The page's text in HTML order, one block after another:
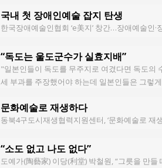
국내 첫 장애인예술 잡지 탄생
한국장애예술인협회 ‘e美지’ 창간…장애예술인
“독도는 울도군수가 실효지배”
"일본인들이 독도를 무주지로 여겼다면 독도의
세 부과를 주장했어야 하는데 일본인들은 그렇
문화예술로 재생하다
동북4구도시재생협력지원센터, ‘문화예술로 재
“소도 없고 나도 없다”
도예가(陶藝家) 이당(利堂) 박철원, “그릇을 만